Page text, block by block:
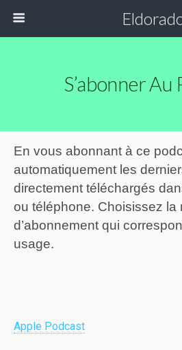
S’abonner Au
En vous abonnant à ce
automatiquement les
directement téléchargés
ou téléphone. Choisissez la
d’abonnement qui
usage.
Apple Podcast